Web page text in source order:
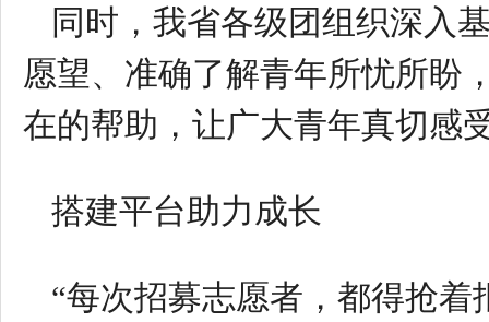
同时，我省各级团组织深入
愿望、准确了解青年所忧所盼
在的帮助，让广大青年真切感
搭建平台助力成长
“每次招募志愿者，都得抢着